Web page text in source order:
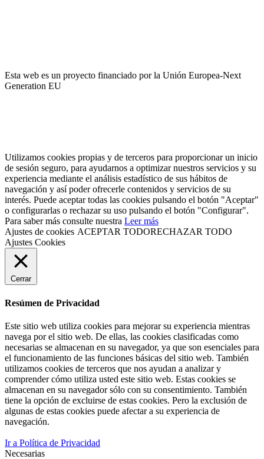
Esta web es un proyecto financiado por la Unión Europea-Next
Generation EU
Utilizamos cookies propias y de terceros para proporcionar un inicio
de sesión seguro, para ayudarnos a optimizar nuestros servicios y su
experiencia mediante el análisis estadístico de sus hábitos de
navegación y así poder ofrecerle contenidos y servicios de su
interés. Puede aceptar todas las cookies pulsando el botón "Aceptar"
o configurarlas o rechazar su uso pulsando el botón "Configurar".
Para saber más consulte nuestra Leer más
Ajustes de cookies ACEPTAR TODORECHAZAR TODO
Ajustes Cookies
Cerrar
Resúmen de Privacidad
Este sitio web utiliza cookies para mejorar su experiencia mientras
navega por el sitio web. De ellas, las cookies clasificadas como
necesarias se almacenan en su navegador, ya que son esenciales para
el funcionamiento de las funciones básicas del sitio web. También
utilizamos cookies de terceros que nos ayudan a analizar y
comprender cómo utiliza usted este sitio web. Estas cookies se
almacenan en su navegador sólo con su consentimiento. También
tiene la opción de excluirse de estas cookies. Pero la exclusión de
algunas de estas cookies puede afectar a su experiencia de
navegación.
Ir a Política de Privacidad
Necesarias